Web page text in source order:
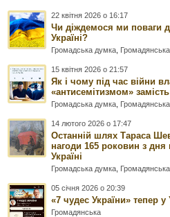
22 квітня 2026 о 16:17
Чи діждемося ми поваги
Україні?
Громадська думка Громадянська
15 квітня 2026 о 21:57
Як і чому під час війни
«антисемітизмом»
Громадська думка Громадянська
14 лютого 2026 о 17:47
Останній шлях Тараса
нагоди 165 роковин з дня
Україні
Громадська думка Громадянська
05 січня 2026 о 20:39
«7 чудес України» тепер у
Громадянська